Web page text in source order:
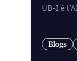
UB-I è
Blogs